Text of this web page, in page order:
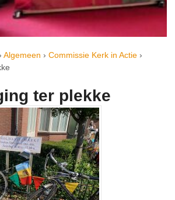
Algemeen › Commissie Kerk in Actie ›
ter plekke